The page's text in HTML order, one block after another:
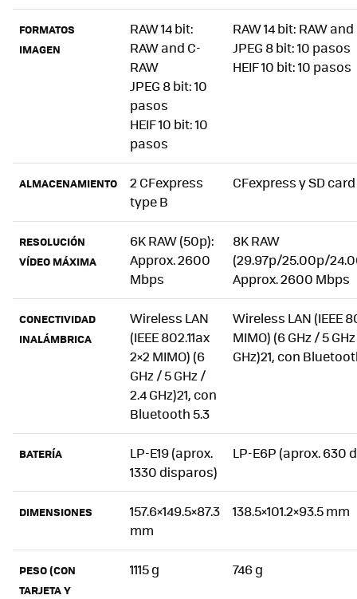
FORMATOS
IMAGEN
RAW 14 bit:
RAW and C-
RAW
JPEG 8 bit: 10
pasos
HEIF 10 bit: 10
pasos
RAW 14 bit: RAW
JPEG 8 bit: 10 pasos
HEIF 10 bit: 10 pasos
ALMACENAMIENTO
2 CFexpress
type B
CFexpress y SD card
RESOLUCIÓN
VÍDEO MÁXIMA
6K RAW (50p):
Approx. 2600
Mbps
8K RAW
(29.97p/25.00p/
Approx. 2600 Mbps
CONECTIVIDAD
INALÁMBRICA
Wireless LAN
(IEEE 802.11ax
2×2 MIMO) (6
GHz / 5 GHz /
2.4 GHz)21, con
Bluetooth 5.3
Wireless LAN (IEEE
MIMO) (6 GHz / 5
GHz)21, con
BATERÍA
LP-E19 (aprox.
1330 disparos)
LP-E6P (aprox. 630
DIMENSIONES
157.6×149.5×87.3
mm
138.5×101.2×93.5 mm
PESO (CON
TARJETA Y
1115 g 746 g